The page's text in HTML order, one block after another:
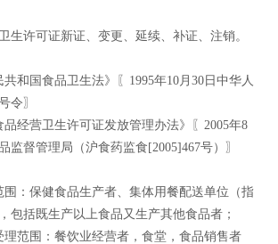
许可证新证、变更、延续、补证、注销。
国食品卫生法》〖1995年10月30日中华人
令〗
营卫生许可证发放管理办法》〖2005年8
监督管理局（沪食药监食[2005]467号）〗
：保健食品生产者、集体用餐配送单位（指
包括既生产以上食品又生产其他食品者；
范围：餐饮业经营者，食堂，食品销售者